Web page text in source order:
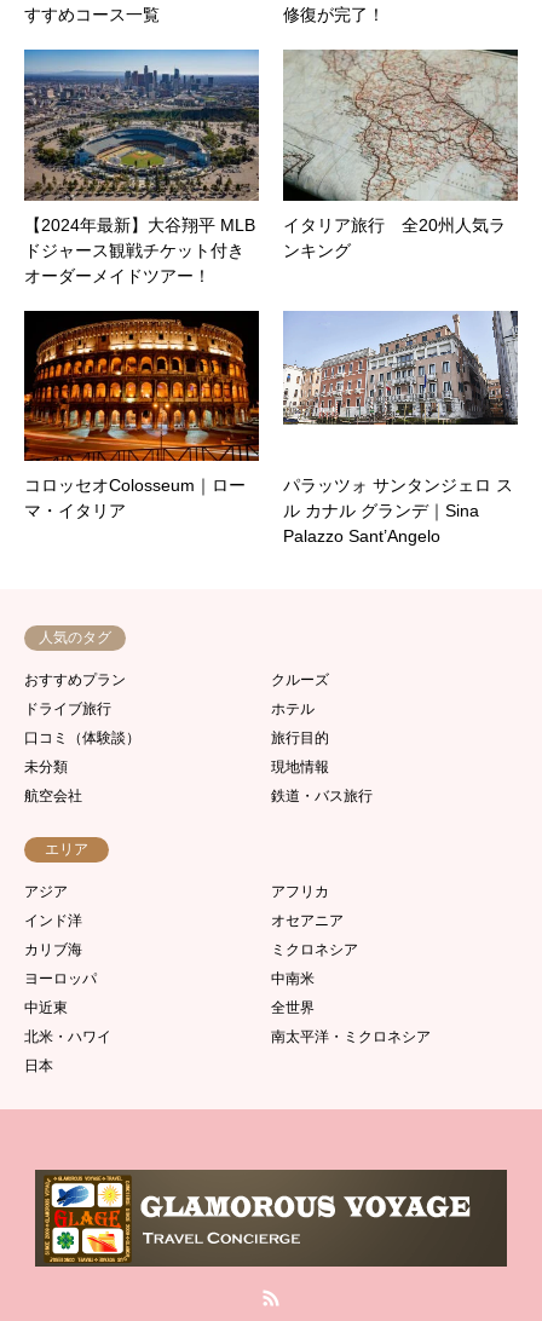
すすめコース一覧
修復が完了！
【2024年最新】大谷翔平 MLB
ドジャース観戦チケット付き
オーダーメイドツアー！
イタリア旅行 全20州人気ラ
ンキング
コロッセオColosseum｜ロー
マ・イタリア
パラッツォ サンタンジェロ ス
ル カナル グランデ｜Sina
Palazzo Sant’Angelo
人気のタグ
おすすめプラン
クルーズ
ドライブ旅行
ホテル
口コミ（体験談）
旅行目的
未分類
現地情報
航空会社
鉄道・バス旅行
エリア
アジア
アフリカ
インド洋
オセアニア
カリブ海
ミクロネシア
ヨーロッパ
中南米
中近東
全世界
北米・ハワイ
南太平洋・ミクロネシア
日本